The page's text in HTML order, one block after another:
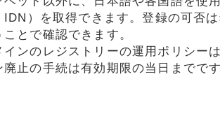
IDN）を取得できます。登録の可否
とで確認できます。
インのレジストリーの運用ポリシー
廃止の手続は有効期限の当日までで